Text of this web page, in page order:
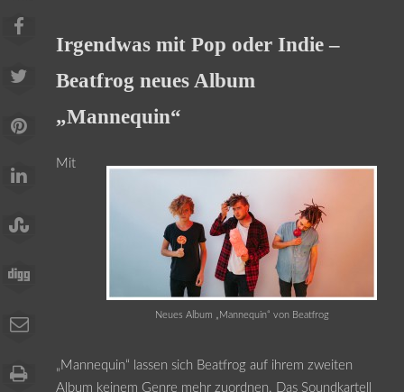
Irgendwas mit Pop oder Indie –
Beatfrog neues Album
„Mannequin“
Neues Album „Mannequin“ von Beatfrog
Mit
„Mannequin“ lassen sich Beatfrog auf ihrem zweiten
Album keinem Genre mehr zuordnen. Das Soundkartell